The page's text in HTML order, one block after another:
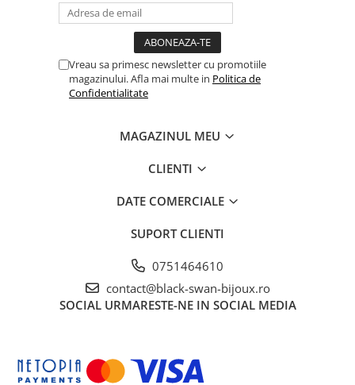
Vreau sa primesc newsletter cu promotiile
magazinului. Afla mai multe in Politica de
Confidentialitate
MAGAZINUL MEU
CLIENTI
DATE COMERCIALE
SUPORT CLIENTI
0751464610
contact@black-swan-bijoux.ro
SOCIAL URMARESTE-NE IN SOCIAL MEDIA